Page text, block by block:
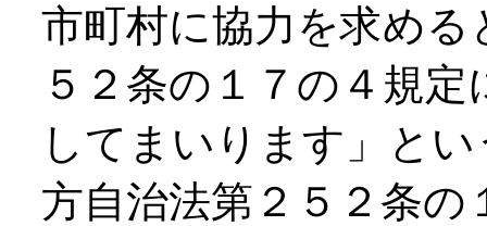
市町村に協力を求め
５２条の１７の４規
してまいります」と
方自治法第２５２条